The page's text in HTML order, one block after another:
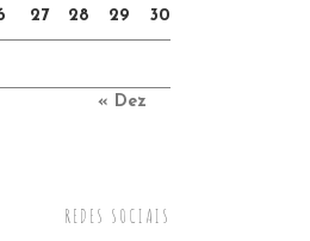
27 28 29 30
« Dez
REDES SOCIAIS